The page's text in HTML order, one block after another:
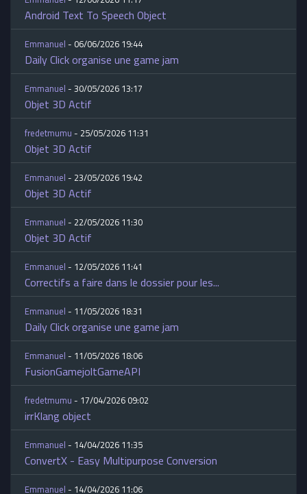
Android Text To Speech Object
Emmanuel- 06/06/2026 19:44
Daily Click organise une game jam
Emmanuel- 30/05/2026 13:17
Objet 3D Actif
fredetmumu- 25/05/2026 11:31
Objet 3D Actif
Emmanuel- 23/05/2026 19:42
Objet 3D Actif
Emmanuel- 22/05/2026 11:30
Objet 3D Actif
Emmanuel- 12/05/2026 11:41
Correctifs a faire dans le dossier pour les...
Emmanuel- 11/05/2026 18:31
Daily Click organise une game jam
Emmanuel- 11/05/2026 18:06
FusionGamejoltGameAPI
fredetmumu- 17/04/2026 09:02
irrKlang object
Emmanuel- 14/04/2026 11:35
ConvertX - Easy Multipurpose Conversion
Emmanuel- 14/04/2026 11:06